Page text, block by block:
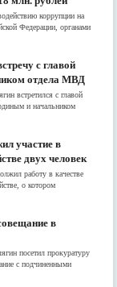
коррупции на
Федерации, органами
с главой
отдела МВД
встретился с главой
и начальником
участие в
двух человек
работу в качестве
о котором
в
посетил прокуратуру
с подчиненными